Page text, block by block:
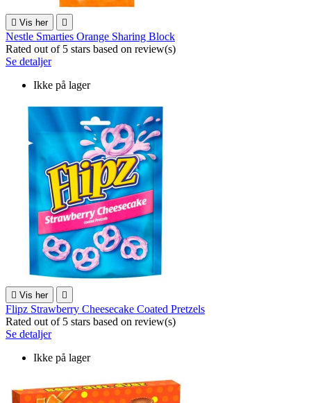
 Vis her 
Nestle Smarties Orange Sharing Block
Rated out of 5 stars based on review(s)
Se detaljer
Ikke på lager
 Vis her 
Flipz Strawberry Cheesecake Coated Pretzels
Rated out of 5 stars based on review(s)
Se detaljer
Ikke på lager